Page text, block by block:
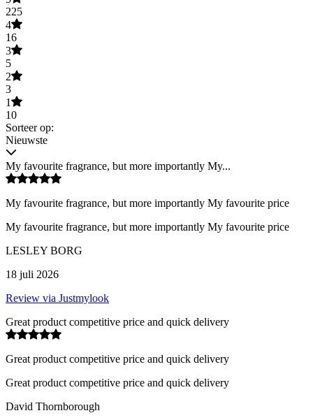
225
4
16
3
5
2
3
1
10
Sorteer op:
Nieuwste
My favourite fragrance, but more importantly My...
My favourite fragrance, but more importantly My favourite price
My favourite fragrance, but more importantly My favourite price
LESLEY BORG
18 juli 2026
Review via Justmylook
Great product competitive price and quick delivery
Great product competitive price and quick delivery
Great product competitive price and quick delivery
David Thornborough